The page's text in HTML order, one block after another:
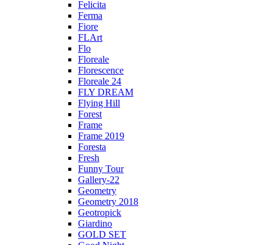
Felicita
Ferma
Fiore
FLArt
Flo
Floreale
Florescence
Floreale 24
FLY DREAM
Flying Hill
Forest
Frame
Frame 2019
Foresta
Fresh
Funny Tour
Gallery-22
Geometry
Geometry 2018
Geotropick
Giardino
GOLD SET